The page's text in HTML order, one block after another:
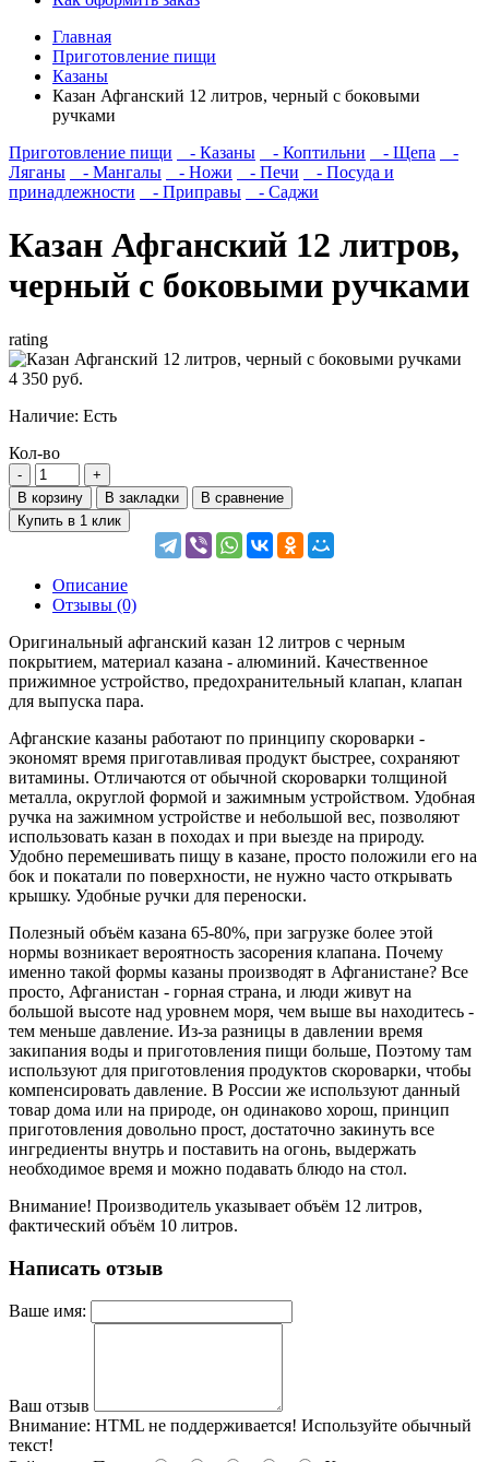
Главная
Приготовление пищи
Казаны
Казан Афганский 12 литров, черный с боковыми
ручками
Приготовление пищи
- Казаны - Коптильни - Щепа
-
Ляганы
- Мангалы - Ножи - Печи
- Посуда и
принадлежности
- Приправы - Саджи
Казан Афганский 12 литров,
черный с боковыми ручками
rating
4 350 руб.
Наличие: Есть
Кол-во
В корзину В закладки
В сравнение
Купить в 1 клик
Описание
Отзывы (0)
Оригинальный афганский казан 12 литров с черным
покрытием, материал казана - алюминий. Качественное
прижимное устройство, предохранительный клапан, клапан
для выпуска пара.
Афганские казаны работают по принципу скороварки -
экономят время приготавливая продукт быстрее, сохраняют
витамины. Отличаются от обычной скороварки толщиной
металла, округлой формой и зажимным устройством. Удобная
ручка на зажимном устройстве и небольшой вес, позволяют
использовать казан в походах и при выезде на природу.
Удобно перемешивать пищу в казане, просто положили его на
бок и покатали по поверхности, не нужно часто открывать
крышку. Удобные ручки для переноски.
Полезный объём казана 65-80%, при загрузке более этой
нормы возникает вероятность засорения клапана. Почему
именно такой формы казаны производят в Афганистане? Все
просто, Афганистан - горная страна, и люди живут на
большой высоте над уровнем моря, чем выше вы находитесь -
тем меньше давление. Из-за разницы в давлении время
закипания воды и приготовления пищи больше, Поэтому там
используют для приготовления продуктов скороварки, чтобы
компенсировать давление. В России же используют данный
товар дома или на природе, он одинаково хорош, принцип
приготовления довольно прост, достаточно закинуть все
ингредиенты внутрь и поставить на огонь, выдержать
необходимое время и можно подавать блюдо на стол.
Внимание! Производитель указывает объём 12 литров,
фактический объём 10 литров.
Написать отзыв
Ваше имя:
Ваш отзыв
Внимание: HTML не поддерживается! Используйте обычный
текст!